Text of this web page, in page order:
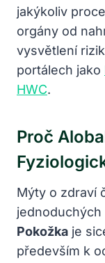
jakýkoliv
orgány od
vysvětlení
portálech jako
HWC.
Proč
Mýty o zdraví
Pokožka je
především k